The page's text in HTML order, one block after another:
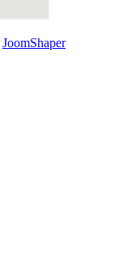
JoomShaper